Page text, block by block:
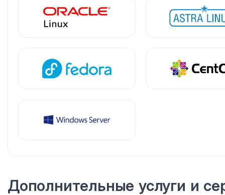
Дополнительные услуги и